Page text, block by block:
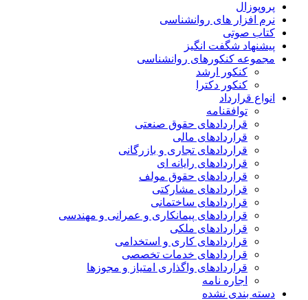
پروپوزال
نرم افزار های روانشناسی
کتاب صوتی
پیشنهاد شگفت انگیز
مجموعه کنکورهای روانشناسی
کنکور ارشد
کنکور دکترا
انواع قرارداد
توافقنامه
قراردادهای حقوق صنعتی
قراردادهای مالی
قراردادهای تجاری و بازرگانی
قراردادهای رایانه ای
قراردادهای حقوق مولف
قراردادهای مشارکتی
قراردادهای ساختمانی
قراردادهای پیمانکاری و عمرانی و مهندسی
قراردادهای ملکی
قراردادهای کاری و استخدامی
قراردادهای خدمات تخصصی
قراردادهای واگذاری امتیاز و مجوزها
اجاره نامه
دسته بندی نشده